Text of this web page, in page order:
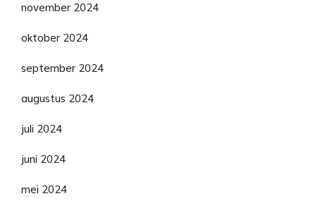
november 2024
oktober 2024
september 2024
augustus 2024
juli 2024
juni 2024
mei 2024